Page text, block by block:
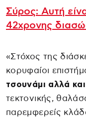
Σύρος: Αυτή
42χρονης
«Στόχος της
κορυφαίοι
τσουνάμι αλλά
τεκτονικής,
παρεμφερείς